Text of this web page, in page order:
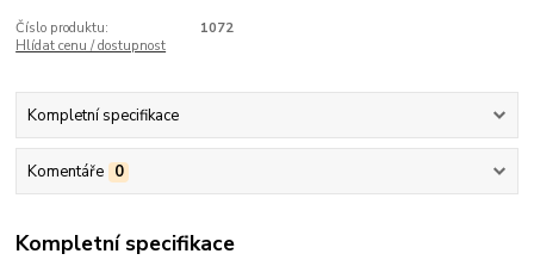
Číslo produktu:
1072
Hlídat cenu / dostupnost
Kompletní specifikace
Komentáře 0
Kompletní specifikace